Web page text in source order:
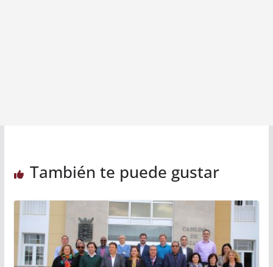
También te puede gustar